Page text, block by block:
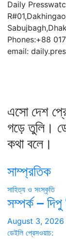
Daily
Phones:+88
email:
এসো দেশ
গড়ে তুলি।
কথা বলে।
সাম্প্রতিক
সাহিত্য ও সংস্কৃতি
সম্পর্ক – দিপু
August 3, 2026
ডেইলি প্রেসওয়াচ: